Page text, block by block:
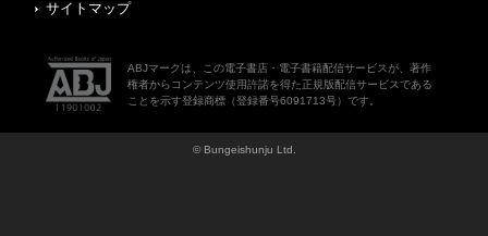
サイトマップ
ABJマークは、この電子書店・電子書籍配信サービスが、著作
権者からコンテンツ使用許諾を得た正規版配信サービスである
ことを示す登録商標（登録番号6091713号）です。
© Bungeishunju Ltd.